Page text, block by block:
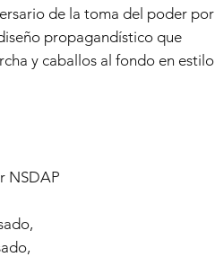
de la toma del poder por
propagandístico que
y caballos al fondo en estilo
NSDAP